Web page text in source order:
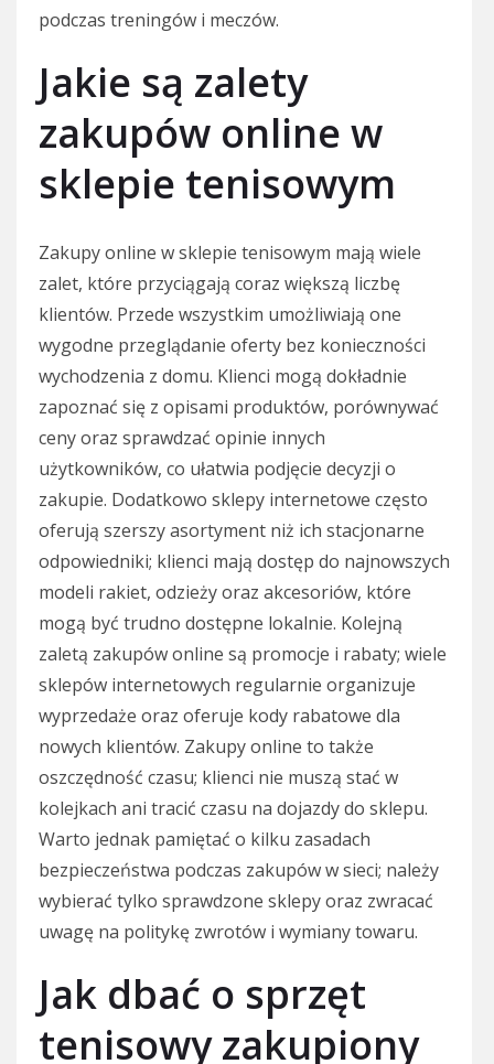
podczas treningów i meczów.
Jakie są zalety
zakupów online w
sklepie tenisowym
Zakupy online w sklepie tenisowym mają wiele
zalet, które przyciągają coraz większą liczbę
klientów. Przede wszystkim umożliwiają one
wygodne przeglądanie oferty bez konieczności
wychodzenia z domu. Klienci mogą dokładnie
zapoznać się z opisami produktów, porównywać
ceny oraz sprawdzać opinie innych
użytkowników, co ułatwia podjęcie decyzji o
zakupie. Dodatkowo sklepy internetowe często
oferują szerszy asortyment niż ich stacjonarne
odpowiedniki; klienci mają dostęp do najnowszych
modeli rakiet, odzieży oraz akcesoriów, które
mogą być trudno dostępne lokalnie. Kolejną
zaletą zakupów online są promocje i rabaty; wiele
sklepów internetowych regularnie organizuje
wyprzedaże oraz oferuje kody rabatowe dla
nowych klientów. Zakupy online to także
oszczędność czasu; klienci nie muszą stać w
kolejkach ani tracić czasu na dojazdy do sklepu.
Warto jednak pamiętać o kilku zasadach
bezpieczeństwa podczas zakupów w sieci; należy
wybierać tylko sprawdzone sklepy oraz zwracać
uwagę na politykę zwrotów i wymiany towaru.
Jak dbać o sprzęt
tenisowy zakupiony